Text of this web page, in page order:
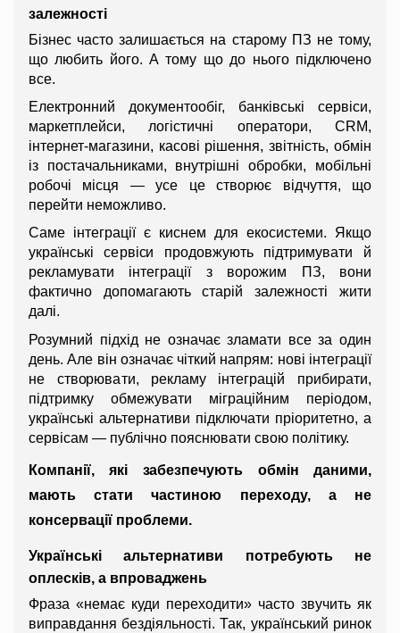
залежності
Бізнес часто залишається на старому ПЗ не тому,
що любить його. А тому що до нього підключено
все.
Електронний документообіг, банківські сервіси,
маркетплейси, логістичні оператори, CRM,
інтернет-магазини, касові рішення, звітність, обмін
із постачальниками, внутрішні обробки, мобільні
робочі місця — усе це створює відчуття, що
перейти неможливо.
Саме інтеграції є киснем для екосистеми. Якщо
українські сервіси продовжують підтримувати й
рекламувати інтеграції з ворожим ПЗ, вони
фактично допомагають старій залежності жити
далі.
Розумний підхід не означає зламати все за один
день. Але він означає чіткий напрям: нові інтеграції
не створювати, рекламу інтеграцій прибирати,
підтримку обмежувати міграційним періодом,
українські альтернативи підключати пріоритетно, а
сервісам — публічно пояснювати свою політику.
Компанії, які забезпечують обмін даними,
мають стати частиною переходу, а не
консервації проблеми.
Українські альтернативи потребують не
оплесків, а впроваджень
Фраза «немає куди переходити» часто звучить як
виправдання бездіяльності. Так, український ринок